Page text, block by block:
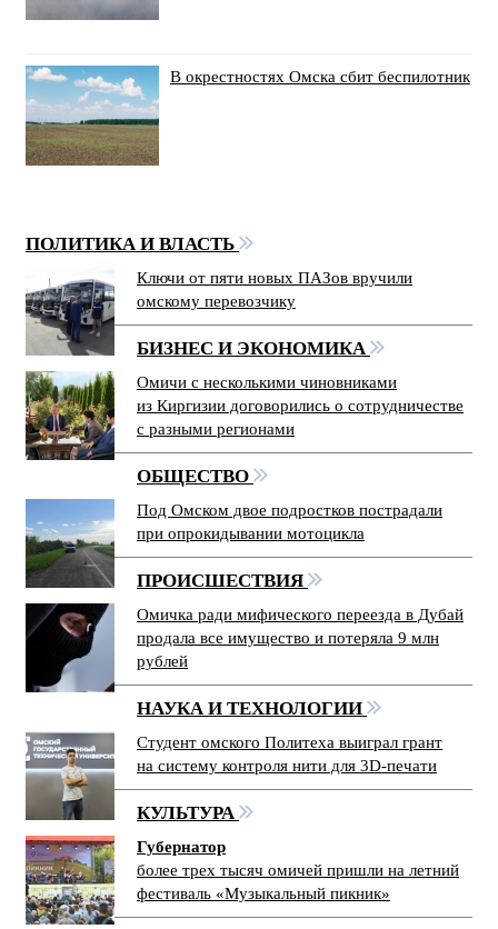
В окрестностях Омска сбит беспилотник
ПОЛИТИКА И ВЛАСТЬ
Ключи от пяти новых ПАЗов вручили
омскому перевозчику
БИЗНЕС И ЭКОНОМИКА
Омичи с несколькими чиновниками
из Киргизии договорились о сотрудничестве
с разными регионами
ОБЩЕСТВО
Под Омском двое подростков пострадали
при опрокидывании мотоцикла
ПРОИСШЕСТВИЯ
Омичка ради мифического переезда в Дубай
продала все имущество и потеряла 9 млн
рублей
НАУКА И ТЕХНОЛОГИИ
Студент омского Политеха выиграл грант
на систему контроля нити для 3D-печати
КУЛЬТУРА
Губернатор
более трех тысяч омичей пришли на летний
фестиваль «Музыкальный пикник»